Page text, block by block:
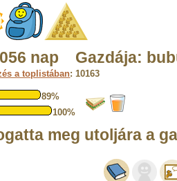
nap Gazdája:
a toplistában: 10163
89%
100%
meg utoljára a